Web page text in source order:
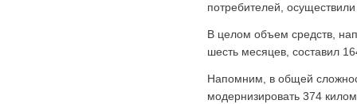
потребителей,
В целом объем средств,
шесть месяцев, составил
Напомним, в общей
модернизировать 374